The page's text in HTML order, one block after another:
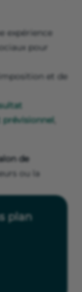
expérience
pour
et de
prévisionnel
de
ou la
plan